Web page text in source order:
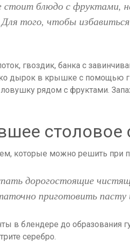
стоит блюдо с фруктами,
того, чтобы
гвоздик, банка с
дырок в крышке с помощью
рядом с фруктами.
столовое
дорогостоящие
приготовить
в блендере до образования
серебро.